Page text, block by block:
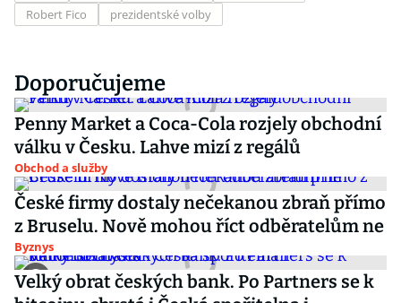
Robert Fico
prezidentské volby
Doporučujeme
Penny Market a Coca-Cola rozjely obchodní
válku v Česku. Lahve mizí z regálů
Obchod a služby
České firmy dostaly nečekanou zbraň přímo
z Bruselu. Nově mohou říct odběratelům ne
Byznys
Velký obrat českých bank. Po Partners se k